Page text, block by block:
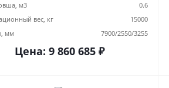
м3
0.6
вес, кг
15000
мм
7900/2550/3255
Цена: 9 860 685₽